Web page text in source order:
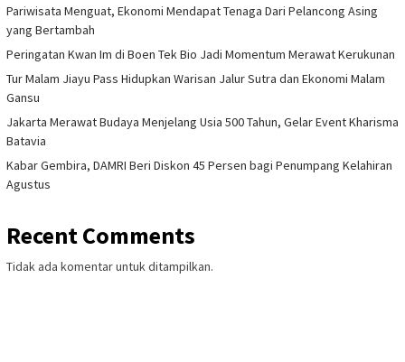
Pariwisata Menguat, Ekonomi Mendapat Tenaga Dari Pelancong Asing
yang Bertambah
Peringatan Kwan Im di Boen Tek Bio Jadi Momentum Merawat Kerukunan
Tur Malam Jiayu Pass Hidupkan Warisan Jalur Sutra dan Ekonomi Malam
Gansu
Jakarta Merawat Budaya Menjelang Usia 500 Tahun, Gelar Event Kharisma
Batavia
Kabar Gembira, DAMRI Beri Diskon 45 Persen bagi Penumpang Kelahiran
Agustus
Recent Comments
Tidak ada komentar untuk ditampilkan.